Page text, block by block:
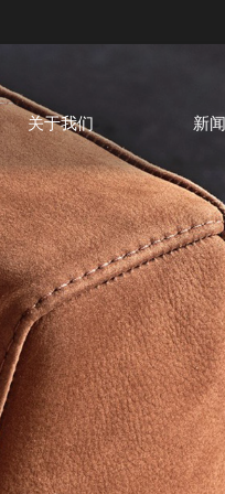
关于我们 新闻